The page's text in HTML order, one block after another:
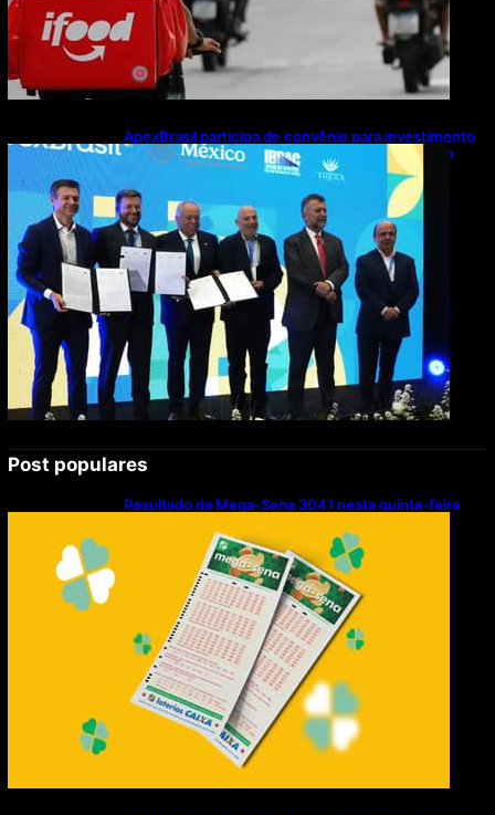
ApexBrasil participa de convênio para investimento
de R$ 2,63 milhões em exportações de cachaça
Post populares
Resultado da Mega-Sena 3041 nesta quinta-feira